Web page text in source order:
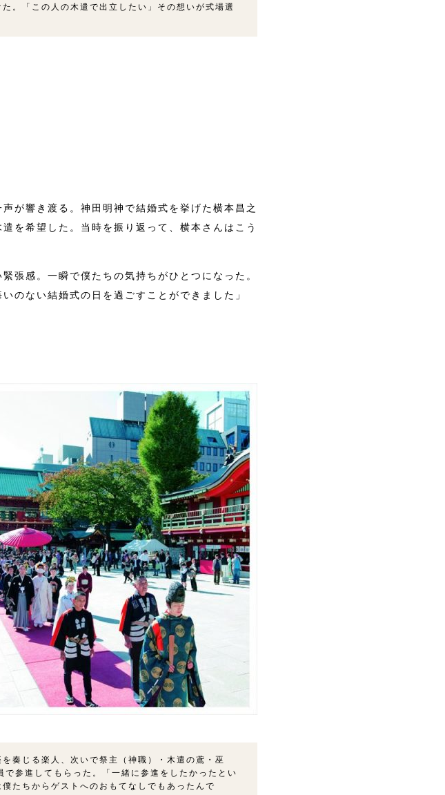
。「この人の木遣で出立したい」その想いが式場選
が響き渡る。神田明神で結婚式を挙げた横本昌之
を希望した。当時を振り返って、横本さんはこう
張感。一瞬で僕たちの気持ちがひとつになった。
のない結婚式の日を過ごすことができました」
奏じる楽人、次いで祭主（神職）・木遣の鳶・巫
参進してもらった。「一緒に参進をしたかったとい
たちからゲストへのおもてなしでもあったんで